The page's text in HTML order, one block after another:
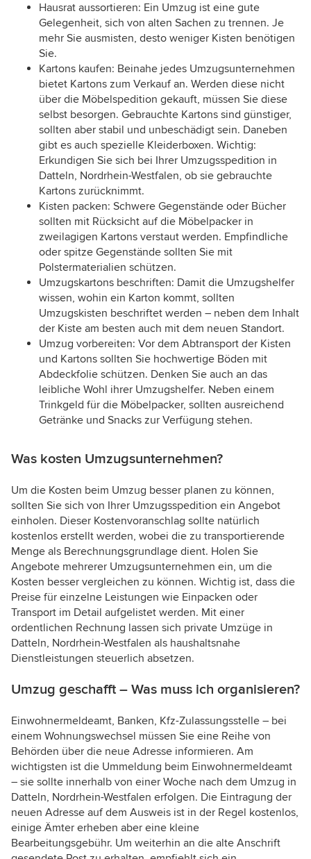
Hausrat aussortieren: Ein Umzug ist eine gute
Gelegenheit, sich von alten Sachen zu trennen. Je
mehr Sie ausmisten, desto weniger Kisten benötigen
Sie.
Kartons kaufen: Beinahe jedes Umzugsunternehmen
bietet Kartons zum Verkauf an. Werden diese nicht
über die Möbelspedition gekauft, müssen Sie diese
selbst besorgen. Gebrauchte Kartons sind günstiger,
sollten aber stabil und unbeschädigt sein. Daneben
gibt es auch spezielle Kleiderboxen. Wichtig:
Erkundigen Sie sich bei Ihrer Umzugsspedition in
Datteln, Nordrhein-Westfalen, ob sie gebrauchte
Kartons zurücknimmt.
Kisten packen: Schwere Gegenstände oder Bücher
sollten mit Rücksicht auf die Möbelpacker in
zweilagigen Kartons verstaut werden. Empfindliche
oder spitze Gegenstände sollten Sie mit
Polstermaterialien schützen.
Umzugskartons beschriften: Damit die Umzugshelfer
wissen, wohin ein Karton kommt, sollten
Umzugskisten beschriftet werden – neben dem Inhalt
der Kiste am besten auch mit dem neuen Standort.
Umzug vorbereiten: Vor dem Abtransport der Kisten
und Kartons sollten Sie hochwertige Böden mit
Abdeckfolie schützen. Denken Sie auch an das
leibliche Wohl ihrer Umzugshelfer. Neben einem
Trinkgeld für die Möbelpacker, sollten ausreichend
Getränke und Snacks zur Verfügung stehen.
Was kosten Umzugsunternehmen?
Um die Kosten beim Umzug besser planen zu können,
sollten Sie sich von Ihrer Umzugsspedition ein Angebot
einholen. Dieser Kostenvoranschlag sollte natürlich
kostenlos erstellt werden, wobei die zu transportierende
Menge als Berechnungsgrundlage dient. Holen Sie
Angebote mehrerer Umzugsunternehmen ein, um die
Kosten besser vergleichen zu können. Wichtig ist, dass die
Preise für einzelne Leistungen wie Einpacken oder
Transport im Detail aufgelistet werden. Mit einer
ordentlichen Rechnung lassen sich private Umzüge in
Datteln, Nordrhein-Westfalen als haushaltsnahe
Dienstleistungen steuerlich absetzen.
Umzug geschafft – Was muss ich organisieren?
Einwohnermeldeamt, Banken, Kfz-Zulassungsstelle – bei
einem Wohnungswechsel müssen Sie eine Reihe von
Behörden über die neue Adresse informieren. Am
wichtigsten ist die Ummeldung beim Einwohnermeldeamt
– sie sollte innerhalb von einer Woche nach dem Umzug in
Datteln, Nordrhein-Westfalen erfolgen. Die Eintragung der
neuen Adresse auf dem Ausweis ist in der Regel kostenlos,
einige Ämter erheben aber eine kleine
Bearbeitungsgebühr. Um weiterhin an die alte Anschrift